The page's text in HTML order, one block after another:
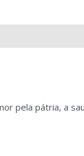
pela pátria, a